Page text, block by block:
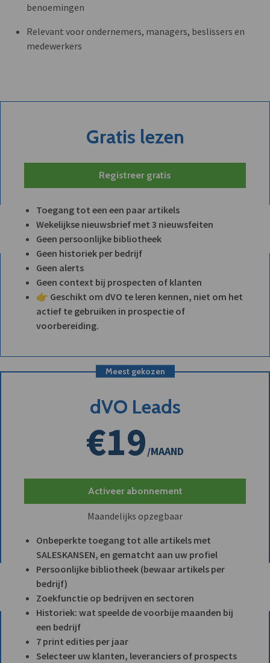
benoemingen
Relevant voor ondernemers, managers, beslissers en
medewerkers
Gratis lezen
Registreer gratis
Toegang tot een een paar artikels
Wekelijkse nieuwsbrief met 3 nieuwsfeiten
Geen persoonlijke bibliotheek
Geen historiek per bedrijf
Geen alerts
Geen context bij prospecten of klanten
👉 Geschikt om dVO te leren kennen, niet om het
actief te gebruiken in prospectie of
voorbereiding.
Meest gekozen
dVO Leads
€19/MAAND
Activeer abonnement
Maandelijks opzegbaar
Onbeperkte toegang tot alle artikels met
SALESKANSEN, en gematcht aan uw profiel
Persoonlijke bibliotheek (bewaar artikels per
bedrijf)
Zoekfunctie op bedrijven en sectoren
Historiek: wat speelde de voorbije maanden bij
een bedrijf
7 print edities per jaar
Selecteer uw klanten, leveranciers of prospects